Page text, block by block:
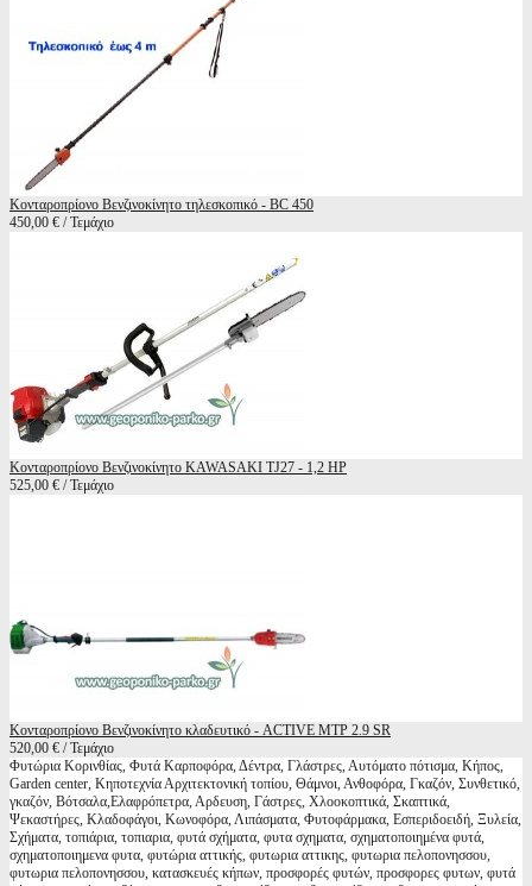
Κονταροπρίονο Βενζινοκίνητο τηλεσκοπικό - BC 450
450,00 € / Τεμάχιο
Κονταροπρίονο Βενζινοκίνητο KAWASAKI TJ27 - 1,2 HP
525,00 € / Τεμάχιο
Κονταροπρίονο Βενζινοκίνητο κλαδευτικό - ACTIVE MTP 2.9 SR
520,00 € / Τεμάχιο
Φυτώρια Κορινθίας, Φυτά Καρποφόρα, Δέντρα, Γλάστρες, Αυτόματο πότισμα, Κήπος,
Garden center, Κηποτεχνία Αρχιτεκτονική τοπίου, Θάμνοι, Ανθοφόρα, Γκαζόν, Συνθετικό,
γκαζόν, Βότσαλα,Ελαφρόπετρα, Αρδευση, Γάστρες, Χλοοκοπτικά, Σκαπτικά,
Ψεκαστήρες, Κλαδοφάγοι, Κωνοφόρα, Λιπάσματα, Φυτοφάρμακα, Εσπεριδοειδή, Ξυλεία,
Σχήματα, τοπιάρια, τοπιαρια, φυτά σχήματα, φυτα σχηματα, σχηματοποιημένα φυτά,
σχηματοποιημενα φυτα, φυτώρια αττικής, φυτωρια αττικης, φυτωρια πελοπονησσου,
φυτωρια πελοπονησσου, κατασκευές κήπων, προσφορές φυτών, προσφορες φυτων, φυτά